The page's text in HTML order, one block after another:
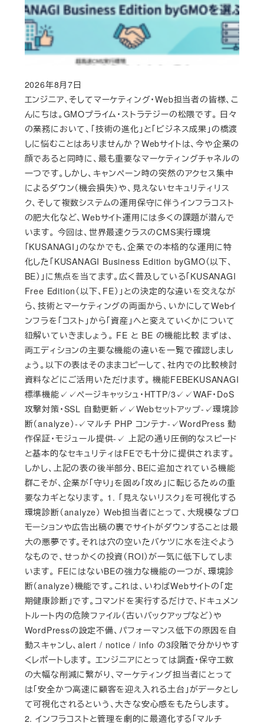
エンジニア、そしてマーケティング・Web担当者の皆様、こ
んにちは。GMOプライム・ストラテジーの松隈です。 日々
の業務において、「技術の進化」と「ビジネス成果」の橋渡
しに悩むことはありませんか？Webサイトは、今や企業の
顔であると同時に、最も重要なマーケティングチャネルの
一つです。しかし、キャンペーン時の突然のアクセス集中
によるダウン（機会損失）や、見えないセキュリティリス
ク、そして複数システムの運用保守に伴うインフラコスト
の肥大化など、Webサイト運用には多くの課題が潜んで
います。 今回は、世界最速クラスのCMS実行環境
「KUSANAGI」のなかでも、企業での本格的な運用に特
化した「KUSANAGI Business Edition byGMO（以下、
BE）」に焦点を当てます。広く普及している「KUSANAGI
Free Edition（以下、FE）」との決定的な違いを交えなが
ら、技術とマーケティングの両面から、いかにしてWebイ
ンフラを「コスト」から「資産」へと変えていくかについて
紐解いていきましょう。 FE と BE の機能比較 まずは、
両エディションの主要な機能の違いを一覧で確認しまし
ょう。以下の表はそのままコピーして、社内での比較検討
資料などにご活用いただけます。 機能FEBEKUSANAGI
標準機能✓✓ページキャッシュ・HTTP/3✓✓WAF・DoS
攻撃対策・SSL 自動更新✓✓Webセットアップ-✓環境診
断（analyze）-✓マルチ PHP コンテナ-✓WordPress 動
作保証・モジュール提供-✓ 上記の通り圧倒的なスピード
と基本的なセキュリティはFEでも十分に提供されます。
しかし、上記の表の後半部分、BEに追加されている機能
群こそが、企業が「守り」を固め「攻め」に転じるための重
要なカギとなります。 1. 「見えないリスク」を可視化する
環境診断（analyze） Web担当者にとって、大規模なプロ
モーションや広告出稿の裏でサイトがダウンすることは最
大の悪夢です。それは穴の空いたバケツに水を注ぐよう
なもので、せっかくの投資（ROI）が一気に低下してしま
います。 FEにはないBEの強力な機能の一つが、環境診
断（analyze）機能です。これは、いわばWebサイトの「定
期健康診断」です。コマンドを実行するだけで、ドキュメン
トルート内の危険ファイル（古いバックアップなど）や
WordPressの設定不備、パフォーマンス低下の原因を自
動スキャンし、alert / notice / info の3段階で分かりやす
くレポートします。 エンジニアにとっては調査・保守工数
の大幅な削減に繋がり、マーケティング担当者にとって
は「安全かつ高速に顧客を迎え入れる土台」がデータとし
て可視化されるという、大きな安心感をもたらします。
2. インフラコストと管理を劇的に最適化する「マルチ
Published
2026年8月7日